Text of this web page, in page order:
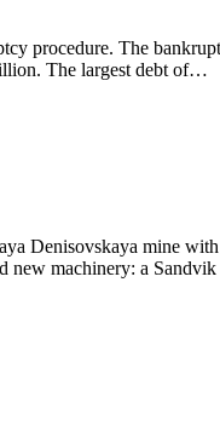
procedure. The
The largest debt of…
Denisovskaya mine
new machinery: a